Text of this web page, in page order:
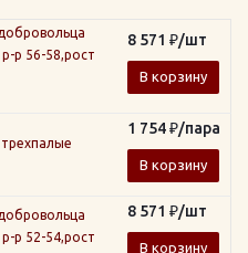
р 56-58,рост
8 571 ₽/шт
В корзину
1 754₽/пара
В корзину
р 52-54,рост
8 571 ₽/шт
В корзину